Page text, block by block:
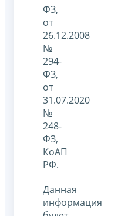
ФЗ,
от
26.12.2008
№
294-
ФЗ,
от
31.07.2020
№
248-
ФЗ,
КоАП
РФ.
Данная
информация